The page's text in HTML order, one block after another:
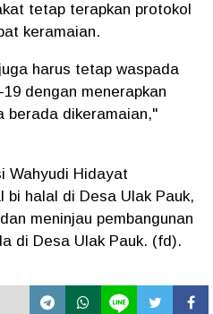
tetap terapkan protokol
keramaian.
harus tetap waspada
dengan menerapkan
berada dikeramaian,"
Wahyudi Hidayat
bi halal di Desa Ulak Pauk,
meninjau pembangunan
di Desa Ulak Pauk. (fd).